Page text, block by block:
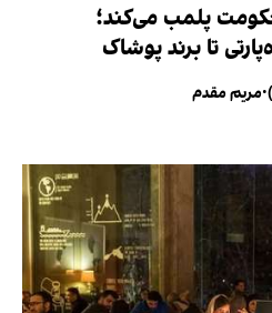
پلمب می‌کند؛
تا برند پوشاک
•مریم مقدم